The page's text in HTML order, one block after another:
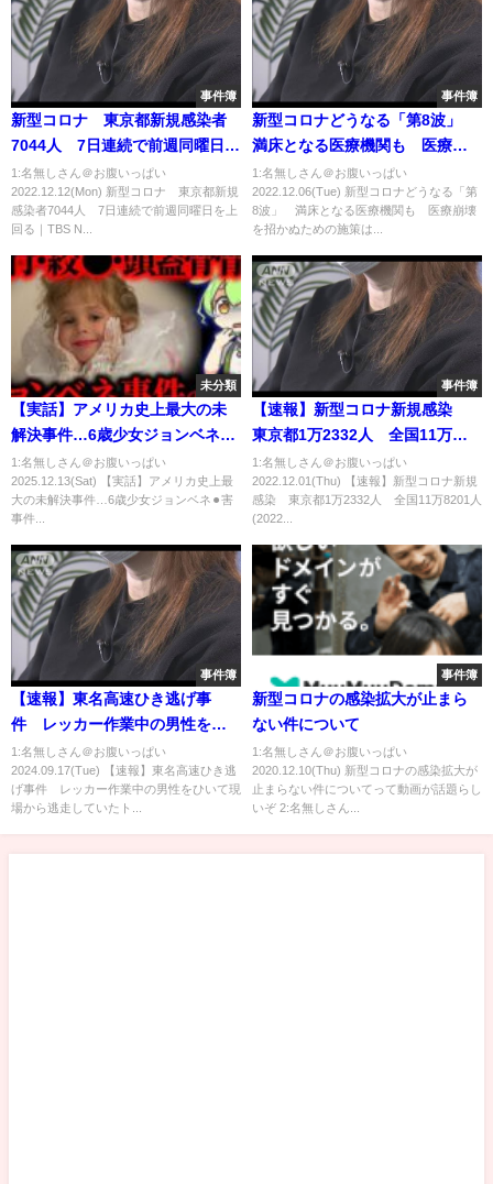
事件簿
新型コロナ 東京都新規感染者
7044人 7日連続で前週同曜日を
上回る｜TBS NEWS DIG
1:名無しさん＠お腹いっぱい
2022.12.12(Mon) 新型コロナ 東京都新規
感染者7044人 7日連続で前週同曜日を上
回る｜TBS N...
事件簿
新型コロナどうなる「第8波」
満床となる医療機関も 医療崩
壊を招かぬための施策は
1:名無しさん＠お腹いっぱい
2022.12.06(Tue) 新型コロナどうなる「第
8波」 満床となる医療機関も 医療崩壊
を招かぬための施策は...
未分類
【実話】アメリカ史上最大の未
解決事件…6歳少女ジョンベネ⚫︎
害事件の真実【ずんだもん&ゆっ
くり解説】
1:名無しさん＠お腹いっぱい
2025.12.13(Sat) 【実話】アメリカ史上最
大の未解決事件…6歳少女ジョンベネ⚫︎害
事件...
事件簿
【速報】新型コロナ新規感染
東京都1万2332人 全国11万
8201人(2022年12月1日)
1:名無しさん＠お腹いっぱい
2022.12.01(Thu) 【速報】新型コロナ新規
感染 東京都1万2332人 全国11万8201人
(2022...
事件簿
【速報】東名高速ひき逃げ事
件 レッカー作業中の男性をひ
いて現場から逃走していたトラ
ック運転手の男を逮捕 神奈川
県警｜TBS NEWS DIG
1:名無しさん＠お腹いっぱい
2024.09.17(Tue) 【速報】東名高速ひき逃
げ事件 レッカー作業中の男性をひいて現
場から逃走していたト...
事件簿
新型コロナの感染拡大が止まら
ない件について
1:名無しさん＠お腹いっぱい
2020.12.10(Thu) 新型コロナの感染拡大が
止まらない件についてって動画が話題らし
いぞ 2:名無しさん...